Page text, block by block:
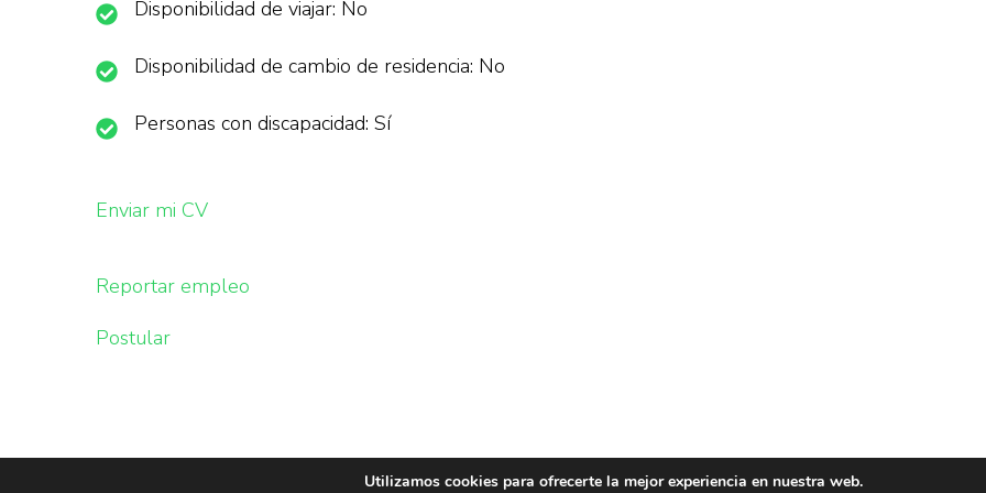
Disponibilidad de viajar: No
Disponibilidad de cambio de residencia: No
Personas con discapacidad: Sí
Enviar mi CV
Reportar empleo
Postular
Utilizamos cookies para ofrecerte la mejor experiencia en nuestra web.